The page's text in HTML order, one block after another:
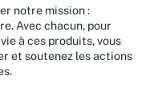
notre mission :
Avec chacun, pour
à ces produits, vous
et soutenez les actions